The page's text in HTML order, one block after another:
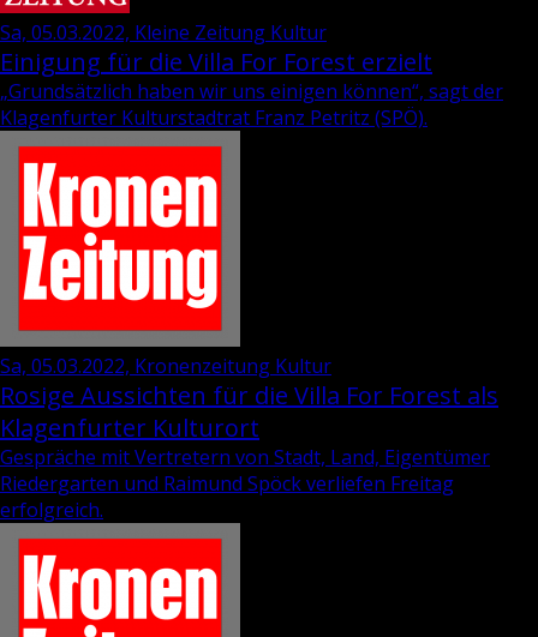
Sa, 05.03.2022, Kleine Zeitung Kultur
Einigung für die Villa For Forest erzielt
„Grund­sätz­lich haben wir uns ei­ni­gen kön­nen“, sagt der
Kla­gen­fur­ter Kul­tur­stadt­rat Franz Pe­tritz (SPÖ).
Sa, 05.03.2022, Kronenzeitung Kultur
Rosige Aussichten für die Villa For Forest als
Klagenfurter Kulturort
Gespräche mit Vertretern von Stadt, Land, Eigentümer
Riedergarten und Raimund Spöck verliefen Freitag
erfolgreich.